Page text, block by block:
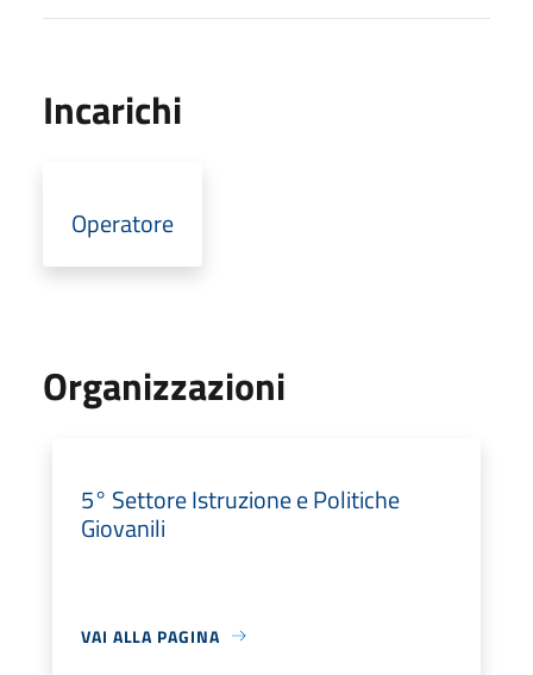
Incarichi
Operatore
Organizzazioni
5° Settore Istruzione e Politiche
Giovanili
VAI ALLA PAGINA